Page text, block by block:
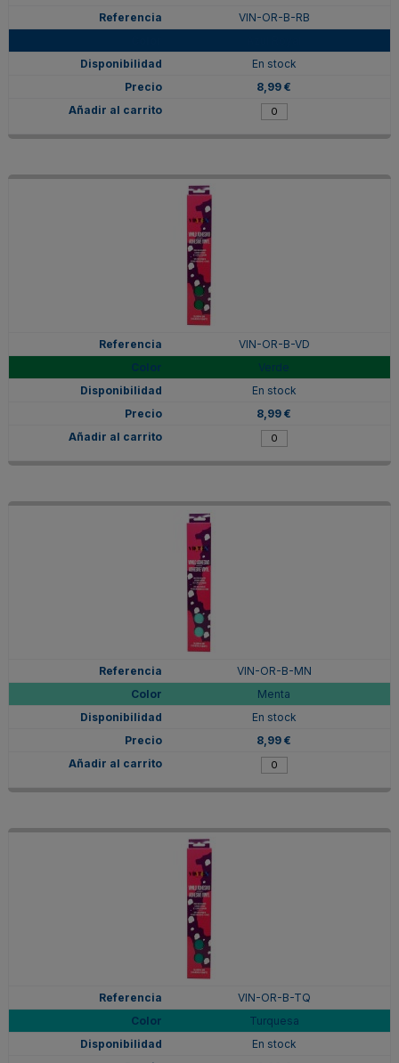
VIN-OR-B-RB
En stock
8,99 €
VIN-OR-B-VD
Verde
En stock
8,99 €
VIN-OR-B-MN
Menta
En stock
8,99 €
VIN-OR-B-TQ
Turquesa
En stock